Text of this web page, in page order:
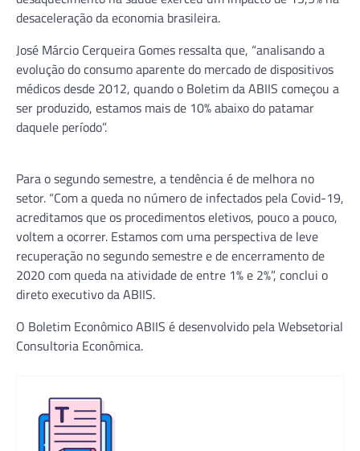
desaceleração da economia brasileira.
José Márcio Cerqueira Gomes ressalta que, “analisando a
evolução do consumo aparente do mercado de dispositivos
médicos desde 2012, quando o Boletim da ABIIS começou a
ser produzido, estamos mais de 10% abaixo do patamar
daquele período”.
Para o segundo semestre, a tendência é de melhora no
setor. “Com a queda no número de infectados pela Covid-19,
acreditamos que os procedimentos eletivos, pouco a pouco,
voltem a ocorrer. Estamos com uma perspectiva de leve
recuperação no segundo semestre e de encerramento de
2020 com queda na atividade de entre 1% e 2%”, conclui o
direto executivo da ABIIS.
O Boletim Econômico ABIIS é desenvolvido pela Websetorial
Consultoria Econômica.